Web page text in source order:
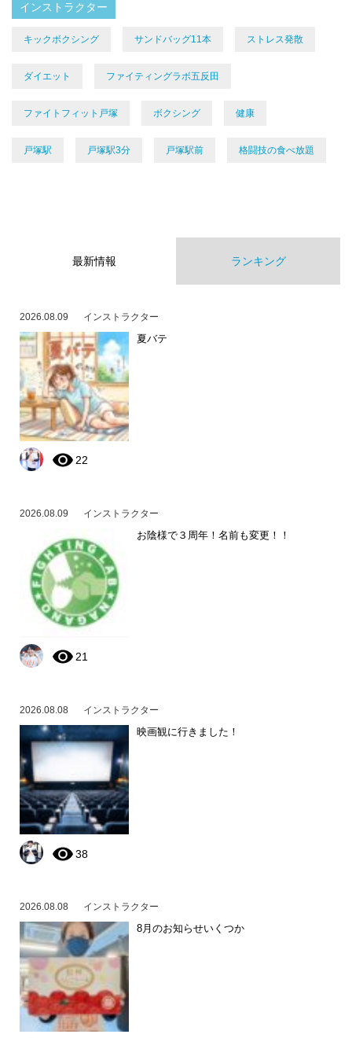
インストラクター
キックボクシング サンドバッグ11本 ストレス発散
ダイエット ファイティングラボ五反田
ファイトフィット戸塚 ボクシング 健康
戸塚駅 戸塚駅3分 戸塚駅前 格闘技の食べ放題
最新情報 ランキング
2026.08.09 インストラクター
夏バテ
22
2026.08.09 インストラクター
お陰様で３周年！名前も変更！！
21
2026.08.08 インストラクター
映画観に行きました！
38
2026.08.08 インストラクター
8月のお知らせいくつか